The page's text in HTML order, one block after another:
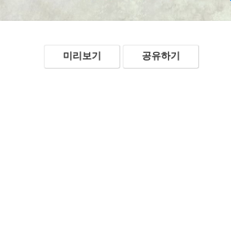
미리보기 공유하기